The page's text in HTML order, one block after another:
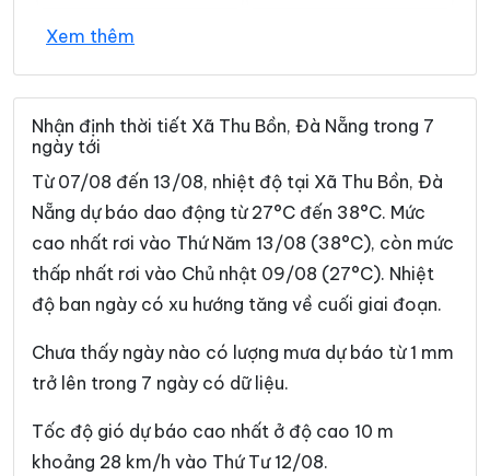
Xã Avương
Xã Bến Giằng Xã Bến Hiên
Xã Chiên Đàn Xã Đắc Pring
Xã Đại Lộc
Xã Đồng Dương Xã Đông Giang
Xã Đức Phú Xã Duy Nghĩa
Xã Duy Xuyên Xã Gò Nổi
Xã Hòa Tiến Xã Hòa Vang
Xã La Dêê Xã La Êê
Xem thêm
Nhận định thời tiết Xã Thu Bồn, Đà Nẵng trong 7
ngày tới
Từ 07/08 đến 13/08, nhiệt độ tại Xã Thu Bồn, Đà
Nẵng dự báo dao động từ 27°C đến 38°C. Mức
cao nhất rơi vào Thứ Năm 13/08 (38°C), còn mức
thấp nhất rơi vào Chủ nhật 09/08 (27°C). Nhiệt
độ ban ngày có xu hướng tăng về cuối giai đoạn.
Chưa thấy ngày nào có lượng mưa dự báo từ 1 mm
trở lên trong 7 ngày có dữ liệu.
Tốc độ gió dự báo cao nhất ở độ cao 10 m
khoảng 28 km/h vào Thứ Tư 12/08.